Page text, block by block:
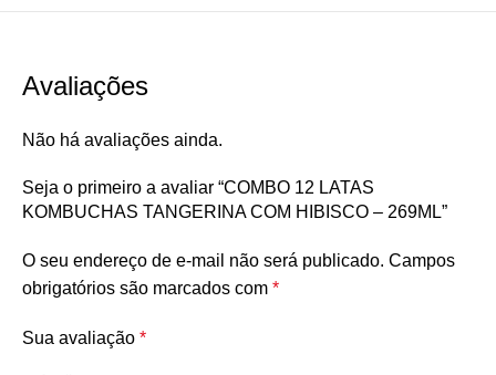
Avaliações
Não há avaliações ainda.
Seja o primeiro a avaliar “COMBO 12 LATAS
KOMBUCHAS TANGERINA COM HIBISCO – 269ML”
O seu endereço de e-mail não será publicado. Campos
obrigatórios são marcados com *
Sua avaliação *